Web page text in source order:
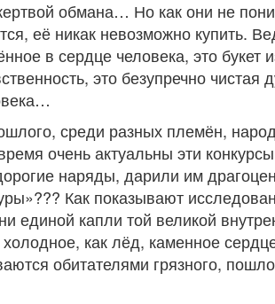
обмана… Но как они не
её никак невозможно купить.
в сердце человека, это букет
это безупречно чистая
среди разных племён,
очень актуальны эти
наряды, дарили им
Как показывают
единой капли той великой
как лёд, каменное
обитателями грязного,